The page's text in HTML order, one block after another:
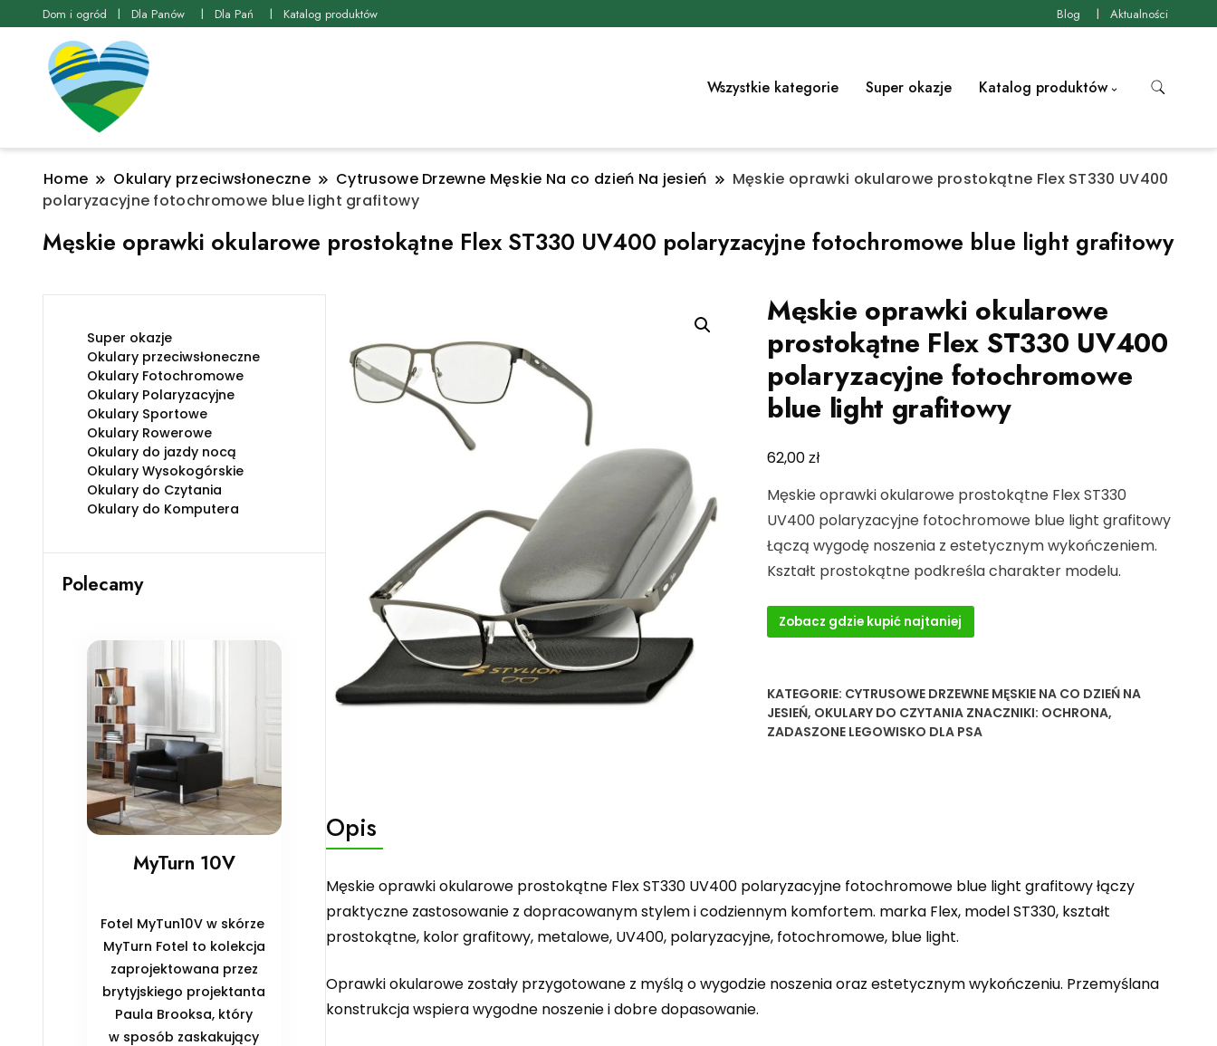
Dom i ogród Dla Panów Dla Pań Katalog produktów Blog Aktualności
Wszystkie kategorie Super okazje Katalog produktów
Home Okulary przeciwsłoneczne Cytrusowe Drzewne Męskie Na co dzień Na jesień
Męskie oprawki okularowe prostokątne Flex ST330 UV400
polaryzacyjne fotochromowe blue light grafitowy
Męskie oprawki okularowe prostokątne Flex ST330 UV400 polaryzacyjne fotochromowe blue light grafitowy
Męskie oprawki okularowe
prostokątne Flex ST330 UV400
polaryzacyjne fotochromowe
blue light grafitowy
62,00zł
Męskie oprawki okularowe prostokątne Flex ST330
UV400 polaryzacyjne fotochromowe blue light grafitowy
Łączą wygodę noszenia z estetycznym wykończeniem.
Kształt prostokątne podkreśla charakter modelu.
Zobacz gdzie kupić najtaniej
KATEGORIE: CYTRUSOWE DRZEWNE MĘSKIE NA CO DZIEŃ NA
JESIEŃ, OKULARY DO CZYTANIA ZNACZNIKI: OCHRONA,
ZADASZONE LEGOWISKO DLA PSA
Opis
Męskie oprawki okularowe prostokątne Flex ST330 UV400 polaryzacyjne fotochromowe blue light grafitowy łączy
praktyczne zastosowanie z dopracowanym stylem i codziennym komfortem. marka Flex, model ST330, kształt
prostokątne, kolor grafitowy, metalowe, UV400, polaryzacyjne, fotochromowe, blue light.
Oprawki okularowe zostały przygotowane z myślą o wygodzie noszenia oraz estetycznym wykończeniu. Przemyślana
konstrukcja wspiera wygodne noszenie i dobre dopasowanie.
Super okazje
Okulary przeciwsłoneczne
Okulary Fotochromowe
Okulary Polaryzacyjne
Okulary Sportowe
Okulary Rowerowe
Okulary do jazdy nocą
Okulary Wysokogórskie
Okulary do Czytania
Okulary do Komputera
Polecamy
MyTurn 10V
Fotel MyTun10V w skórze
MyTurn Fotel to kolekcja
zaprojektowana przez
brytyjskiego projektanta
Paula Brooksa, który
w sposób zaskakujący